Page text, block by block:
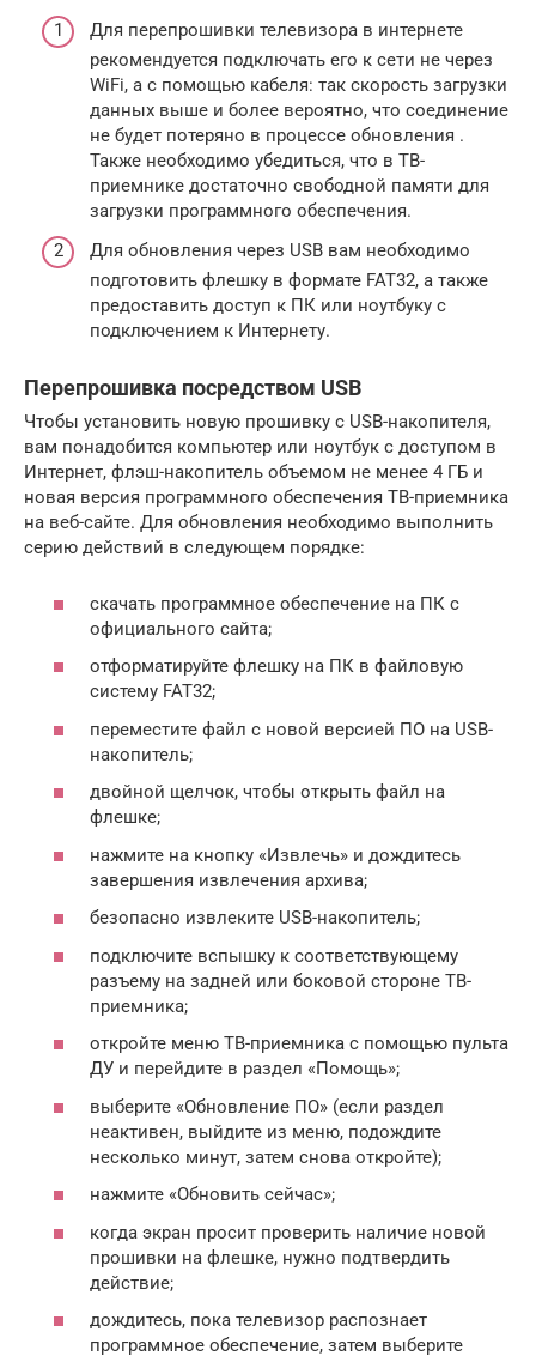
Для перепрошивки телевизора в интернете
рекомендуется подключать его к сети не через
WiFi, а с помощью кабеля: так скорость загрузки
данных выше и более вероятно, что соединение
не будет потеряно в процессе обновления .
Также необходимо убедиться, что в ТВ-
приемнике достаточно свободной памяти для
загрузки программного обеспечения.
Для обновления через USB вам необходимо
подготовить флешку в формате FAT32, а также
предоставить доступ к ПК или ноутбуку с
подключением к Интернету.
Перепрошивка посредством USB
Чтобы установить новую прошивку с USB-накопителя,
вам понадобится компьютер или ноутбук с доступом в
Интернет, флэш-накопитель объемом не менее 4 ГБ и
новая версия программного обеспечения ТВ-приемника
на веб-сайте. Для обновления необходимо выполнить
серию действий в следующем порядке:
скачать программное обеспечение на ПК с
официального сайта;
отформатируйте флешку на ПК в файловую
систему FAT32;
переместите файл с новой версией ПО на USB-
накопитель;
двойной щелчок, чтобы открыть файл на
флешке;
нажмите на кнопку «Извлечь» и дождитесь
завершения извлечения архива;
безопасно извлеките USB-накопитель;
подключите вспышку к соответствующему
разъему на задней или боковой стороне ТВ-
приемника;
откройте меню ТВ-приемника с помощью пульта
ДУ и перейдите в раздел «Помощь»;
выберите «Обновление ПО» (если раздел
неактивен, выйдите из меню, подождите
несколько минут, затем снова откройте);
нажмите «Обновить сейчас»;
когда экран просит проверить наличие новой
прошивки на флешке, нужно подтвердить
действие;
дождитесь, пока телевизор распознает
программное обеспечение, затем выберите